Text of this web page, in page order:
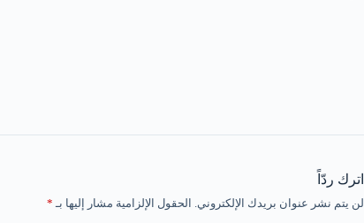
اترك ردّاً
لن يتم نشر عنوان بريدك الإلكتروني. الحقول الإلزامية مشار إليها بـ *